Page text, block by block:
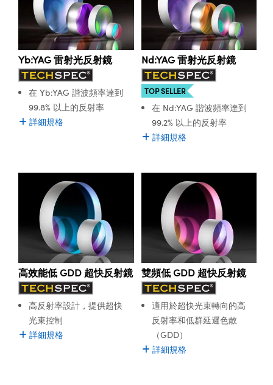
Yb:YAG 雷射光反射鏡
在 Yb:YAG 諧波頻率達到
99.8% 以上的反射率
詳細規格
Nd:YAG 雷射光反射鏡
TOP SELLER
在 Nd:YAG 諧波頻率達到
99.2% 以上的反射率
詳細規格
高效能低 GDD 超快反射鏡
高反射率設計，提供超快
光束控制
詳細規格
雙頻低 GDD 超快反射鏡
適用於超快光束轉向的高
反射率和低群延遲色散
（GDD）
詳細規格